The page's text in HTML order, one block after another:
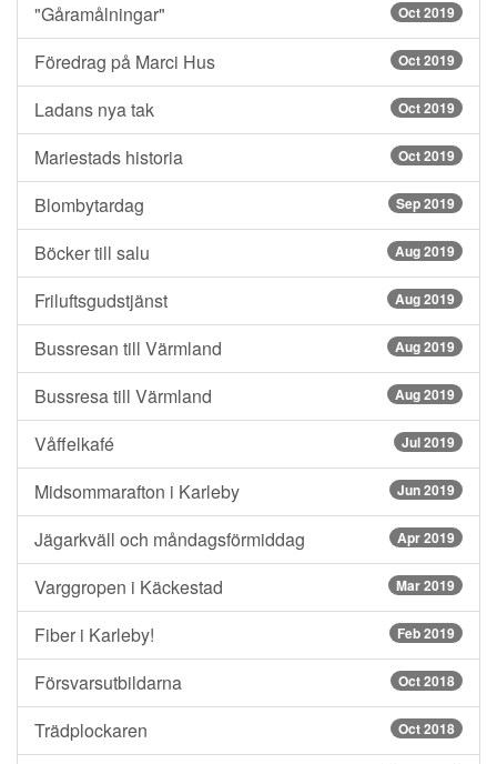
"Gåramålningar" Oct 2019
Föredrag på Marci Hus Oct 2019
Ladans nya tak Oct 2019
Mariestads historia Oct 2019
Blombytardag Sep 2019
Böcker till salu Aug 2019
Friluftsgudstjänst Aug 2019
Bussresan till Värmland Aug 2019
Bussresa till Värmland Aug 2019
Våffelkafé Jul 2019
Midsommarafton i Karleby Jun 2019
Jägarkväll och måndagsförmiddag Apr 2019
Varggropen i Käckestad Mar 2019
Fiber i Karleby! Feb 2019
Försvarsutbildarna Oct 2018
Trädplockaren Oct 2018